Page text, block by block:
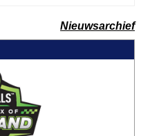
Nieuwsarchief